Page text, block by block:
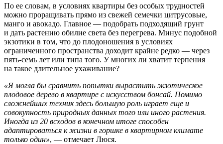
По ее словам, в условиях квартиры без особых трудностей
можно проращивать прямо из свежей семечки цитрусовые,
манго и авокадо. Главное — подобрать подходящий грунт
и дать растению обилие света без перегрева. Минус подобной
экзотики в том, что до плодоношения в условиях
ограниченного пространства доходит крайне редко — через
пять-семь лет или типа того. У многих ли хватит терпения
на такое длительное ухаживание?
«Я могла бы сравнить попытки вырастить экзотическое
плодовое дерево в квартире с искусством бонсай. Помимо
сложнейших техник здесь большую роль играет еще и
совокупность природных данных того или иного растения.
Иногда из 20 всходов в конечном итоге способен
адаптироваться к жизни в горшке в квартирном климате
только один», — отмечает Люся.